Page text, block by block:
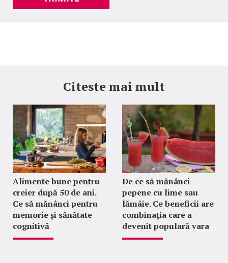
Citeste mai mult
Alimente bune pentru
creier după 50 de ani.
Ce să mănânci pentru
memorie și sănătate
cognitivă
De ce să mănânci
pepene cu lime sau
lămâie. Ce beneficii are
combinația care a
devenit populară vara